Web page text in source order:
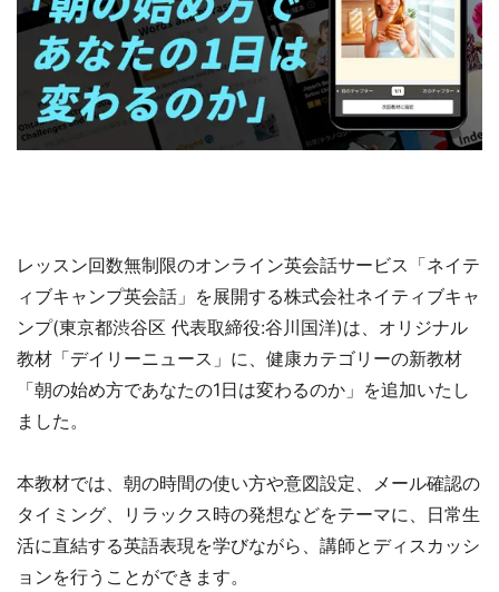
レッスン回数無制限のオンライン英会話サービス「ネイテ
ィブキャンプ英会話」を展開する株式会社ネイティブキャ
ンプ(東京都渋谷区 代表取締役:谷川国洋)は、オリジナル
教材「デイリーニュース」に、健康カテゴリーの新教材
「朝の始め方であなたの1日は変わるのか」を追加いたし
ました。
本教材では、朝の時間の使い方や意図設定、メール確認の
タイミング、リラックス時の発想などをテーマに、日常生
活に直結する英語表現を学びながら、講師とディスカッシ
ョンを行うことができます。